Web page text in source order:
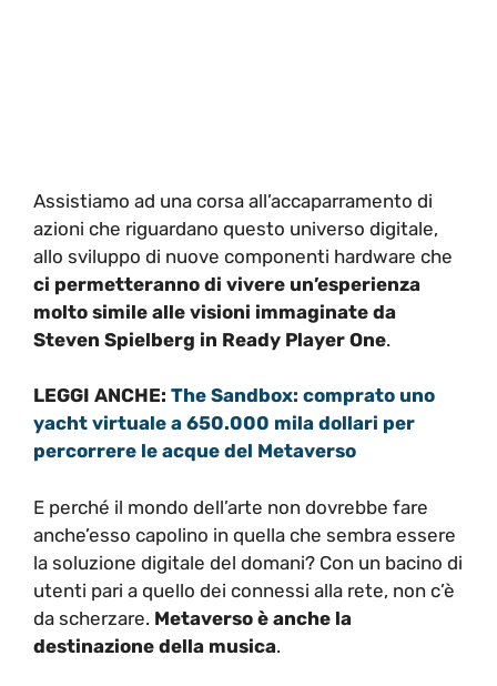
Assistiamo ad una corsa all’accaparramento di
azioni che riguardano questo universo digitale,
allo sviluppo di nuove componenti hardware che
ci permetteranno di vivere un’esperienza
molto simile alle visioni immaginate da
Steven Spielberg in Ready Player One.
LEGGI ANCHE: The Sandbox: comprato uno
yacht virtuale a 650.000 mila dollari per
percorrere le acque del Metaverso
E perché il mondo dell’arte non dovrebbe fare
anche’esso capolino in quella che sembra essere
la soluzione digitale del domani? Con un bacino di
utenti pari a quello dei connessi alla rete, non c’è
da scherzare. Metaverso è anche la
destinazione della musica.